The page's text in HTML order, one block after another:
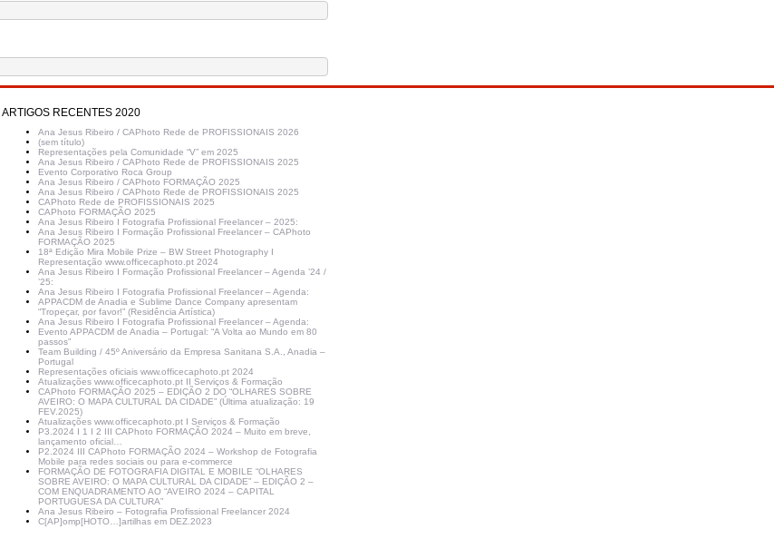
ARTIGOS RECENTES 2020
Ana Jesus Ribeiro / CAPhoto Rede de PROFISSIONAIS 2026
(sem título)
Representações pela Comunidade “V” em 2025
Ana Jesus Ribeiro / CAPhoto Rede de PROFISSIONAIS 2025
Evento Corporativo Roca Group
Ana Jesus Ribeiro / CAPhoto FORMAÇÃO 2025
Ana Jesus Ribeiro / CAPhoto Rede de PROFISSIONAIS 2025
CAPhoto Rede de PROFISSIONAIS 2025
CAPhoto FORMAÇÃO 2025
Ana Jesus Ribeiro I Fotografia Profissional Freelancer – 2025:
Ana Jesus Ribeiro I Formação Profissional Freelancer – CAPhoto
FORMAÇÃO 2025
18ª Edição Mira Mobile Prize – BW Street Photography I
Representação www.officecaphoto.pt 2024
Ana Jesus Ribeiro I Formação Profissional Freelancer – Agenda ’24 /
’25:
Ana Jesus Ribeiro I Fotografia Profissional Freelancer – Agenda:
APPACDM de Anadia e Sublime Dance Company apresentam
“Tropeçar, por favor!” (Residência Artística)
Ana Jesus Ribeiro I Fotografia Profissional Freelancer – Agenda:
Evento APPACDM de Anadia – Portugal: “A Volta ao Mundo em 80
passos”
Team Building / 45º Aniversário da Empresa Sanitana S.A., Anadia –
Portugal
Representações oficiais www.officecaphoto.pt 2024
Atualizações www.officecaphoto.pt II Serviços & Formação
CAPhoto FORMAÇÃO 2025 – EDIÇÃO 2 DO “OLHARES SOBRE
AVEIRO: O MAPA CULTURAL DA CIDADE” (Última atualização: 19
FEV.2025)
Atualizações www.officecaphoto.pt I Serviços & Formação
P3.2024 I 1 I 2 III CAPhoto FORMAÇÃO 2024 – Muito em breve,
lançamento oficial…
P2.2024 III CAPhoto FORMAÇÃO 2024 – Workshop de Fotografia
Mobile para redes sociais ou para e-commerce
FORMAÇÃO DE FOTOGRAFIA DIGITAL E MOBILE “OLHARES
SOBRE AVEIRO: O MAPA CULTURAL DA CIDADE” – EDIÇÃO 2 –
COM ENQUADRAMENTO AO “AVEIRO 2024 – CAPITAL
PORTUGUESA DA CULTURA”
Ana Jesus Ribeiro – Fotografia Profissional Freelancer 2024
C[AP]omp[HOTO…]artilhas em DEZ.2023